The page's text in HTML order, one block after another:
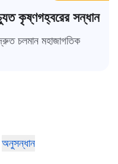
কৃষ্ণগহ্বরের সন্ধান
চলমান মহাজাগতিক
অনুসন্ধান